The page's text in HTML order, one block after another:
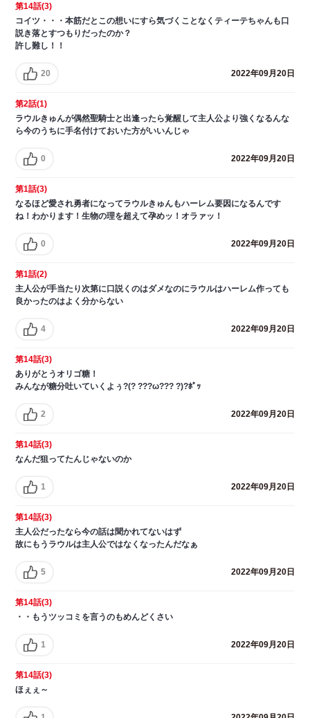
第14話(3)
コイツ・・・本筋だとこの想いにすら気づくことなくティーテちゃんも口
説き落とすつもりだったのか？
許し難し！！
20 2022年09月20日
第2話(1)
ラウルきゅんが偶然聖騎士と出逢ったら覚醒して主人公より強くなるんな
ら今のうちに手名付けておいた方がいいんじゃ
0 2022年09月20日
第1話(3)
なるほど愛され勇者になってラウルきゅんもハーレム要因になるんです
ね！わかります！生物の理を超えて孕めッ！オラァッ！
0 2022年09月20日
第1話(2)
主人公が手当たり次第に口説くのはダメなのにラウルはハーレム作っても
良かったのはよく分からない
4 2022年09月20日
第14話(3)
ありがとうオリゴ糖！
みんなが糖分吐いていくよぅ?(? ???ω??? ?)?ﾎﾟｯ
2 2022年09月20日
第14話(3)
なんだ狙ってたんじゃないのか
1 2022年09月20日
第14話(3)
主人公だったなら今の話は聞かれてないはず
故にもうラウルは主人公ではなくなったんだなぁ
5 2022年09月20日
第14話(3)
・・もうツッコミを言うのもめんどくさい
1 2022年09月20日
第14話(3)
ほぇぇ～